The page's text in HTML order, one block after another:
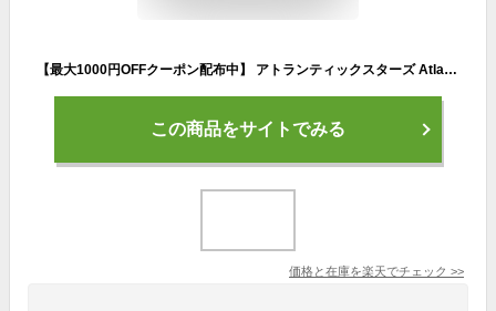
【最大1000円OFFクーポン配布中】 アトランティックスターズ Atlantic STARS ベガ スニーカー レディース VEGA CP-86FF ライトグレー
この商品をサイトでみる
価格と在庫を楽天でチェック >>